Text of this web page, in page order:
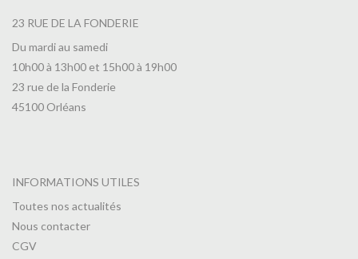
23 RUE DE LA FONDERIE
Du mardi au samedi
10h00 à 13h00 et 15h00 à 19h00
23 rue de la Fonderie
45100 Orléans
INFORMATIONS UTILES
Toutes nos actualités
Nous contacter
CGV